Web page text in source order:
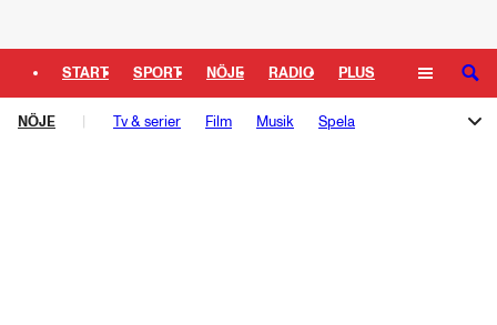
START SPORT NÖJE RADIO PLUS
TV KULTUR LEDARE
SÖK
NÖJE Tv & serier Film Musik Spela